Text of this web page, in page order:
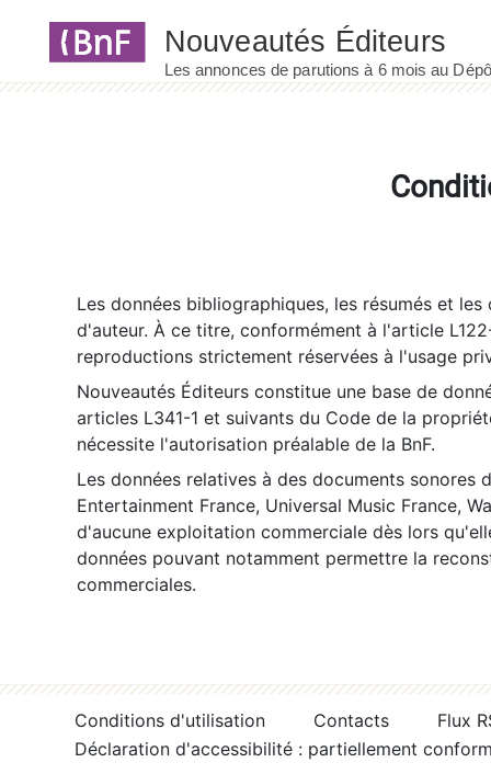
Les données bibliographiques, les résumés et
d'auteur. À ce titre, conformément à l'article
reproductions strictement réservées à l'usage
Nouveautés Éditeurs constitue une base de
articles L341-1 et suivants du Code de la
nécessite l'autorisation préalable de la BnF.
Les données relatives à des documents sonores
Entertainment France, Universal Music France,
d'aucune exploitation commerciale dès lors
données pouvant notamment permettre la
commerciales.
Conditions d'utilisation Contacts
Flux
Déclaration d'accessibilité : partiellement